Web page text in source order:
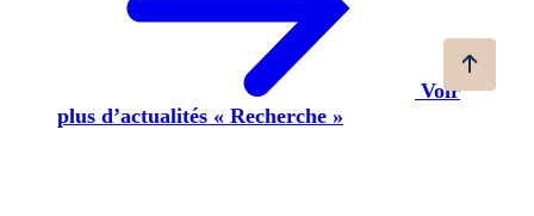
Voir
plus d’actualités « Recherche »